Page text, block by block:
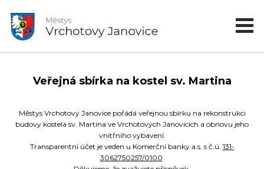
Veřejná sbírka na kostel sv. Martina
Městys Vrchotovy Janovice pořádá veřejnou sbírku na rekonstrukci
budovy kostela sv. Martina ve Vrchotových Janovicích a obnovu jeho
vnitřního vybavení.
Transparentní účet je veden u Komerční banky a.s. s č.ú. 131-
3062750257/0100.